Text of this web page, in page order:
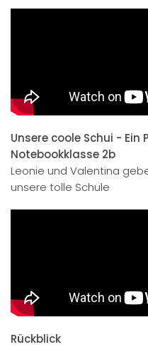
Unsere coole Schui - Ein
Notebookklasse 2b
Leonie und Valentina
unsere tolle Schule
Rückblick